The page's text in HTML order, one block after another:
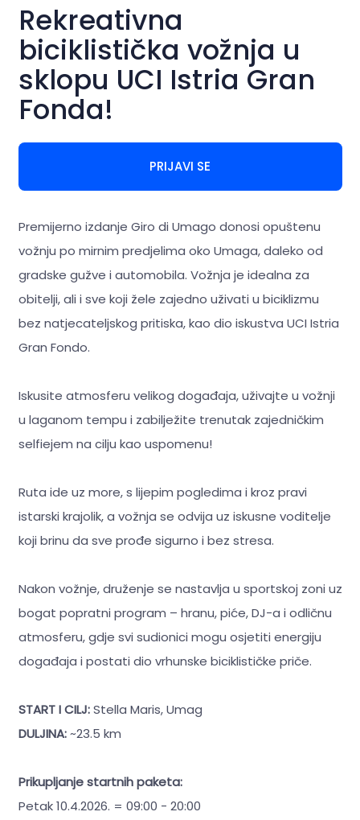
Rekreativna
biciklistička vožnja u
sklopu UCI Istria Gran
Fonda!
PRIJAVI SE
Premijerno izdanje Giro di Umago donosi opuštenu
vožnju po mirnim predjelima oko Umaga, daleko od
gradske gužve i automobila. Vožnja je idealna za
obitelji, ali i sve koji žele zajedno uživati u biciklizmu
bez natjecateljskog pritiska, kao dio iskustva UCI Istria
Gran Fondo.
Iskusite atmosferu velikog događaja, uživajte u vožnji
u laganom tempu i zabilježite trenutak zajedničkim
selfiejem na cilju kao uspomenu!
Ruta ide uz more, s lijepim pogledima i kroz pravi
istarski krajolik, a vožnja se odvija uz iskusne voditelje
koji brinu da sve prođe sigurno i bez stresa.
Nakon vožnje, druženje se nastavlja u sportskoj zoni uz
bogat popratni program – hranu, piće, DJ-a i odličnu
atmosferu, gdje svi sudionici mogu osjetiti energiju
događaja i postati dio vrhunske biciklističke priče.
START I CILJ:Stella Maris, Umag
DULJINA:~23.5 km
Prikupljanje startnih paketa:
Petak 10.4.2026. = 09:00 - 20:00